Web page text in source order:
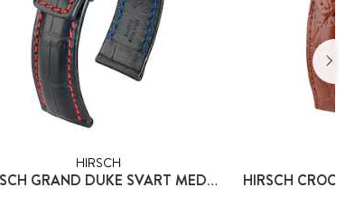
HIRSCH
HIRSCH GRAND DUKE SVART MED RÖD SÖM